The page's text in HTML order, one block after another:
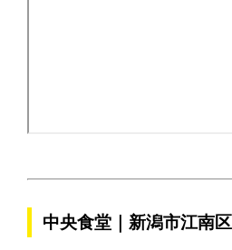
中央食堂｜新潟市江南区